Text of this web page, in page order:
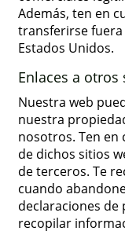
Además, ten en
transferirse fuera
Estados Unidos.
Enlaces a otros
Nuestra web
nuestra
nosotros. Ten en
de dichos sitios
de terceros. Te
cuando
declaraciones de
recopilar